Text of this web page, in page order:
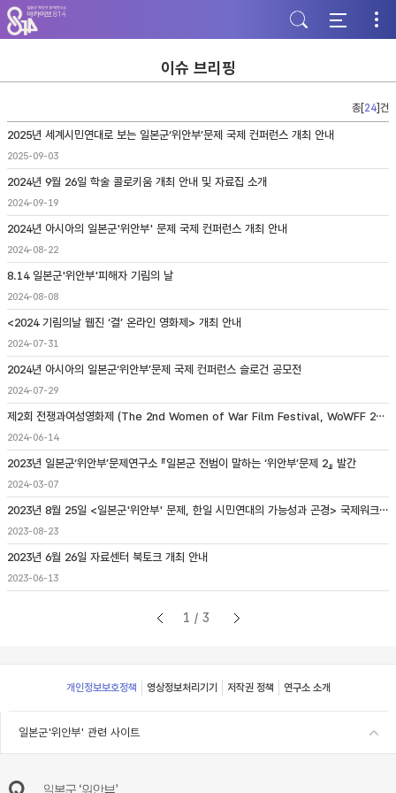
주
메
뉴
가
본
문
바
기
하
단
바
기
이슈 브리핑
총[24]건
2025년 세계시민연대로 보는 일본군‘위안부’문제 국제 컨퍼런스 개최 안내
2025-09-03
2024년 9월 26일 학술 콜로키움 개최 안내 및 자료집 소개
2024-09-19
2024년 아시아의 일본군'위안부' 문제 국제 컨퍼런스 개최 안내
2024-08-22
8.14 일본군'위안부'피해자 기림의 날
2024-08-08
<2024 기림의날 웹진 ‘결’ 온라인 영화제> 개최 안내
2024-07-31
2024년 아시아의 일본군‘위안부’문제 국제 컨퍼런스 슬로건 공모전
2024-07-29
제2회 전쟁과여성영화제 (The 2nd Women of War Film Festival, WoWFF 2024) 개최 안내
2024-06-14
2023년 일본군‘위안부’문제연구소 『일본군 전범이 말하는 ‘위안부’문제 2』 발간
2024-03-07
2023년 8월 25일 <일본군'위안부' 문제, 한일 시민연대의 가능성과 곤경> 국제워크숍 개최
2023-08-23
2023년 6월 26일 자료센터 북토크 개최 안내
2023-06-13
1/3
Footer
개인정보보호정책 영상정보처리기기 저작권 정책 연구소 소개
일본군'위안부' 관련 사이트